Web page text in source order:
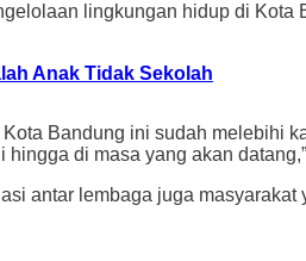
lingkungan hidup di
Anak Tidak Sekolah
Bandung ini sudah melebihi
di masa yang akan
antar lembaga juga masyarakat